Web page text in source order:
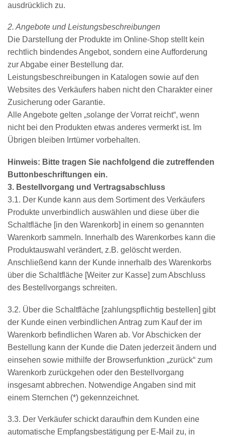
ausdrücklich zu.
2. Angebote und Leistungsbeschreibungen
Die Darstellung der Produkte im Online-Shop stellt kein
rechtlich bindendes Angebot, sondern eine Aufforderung
zur Abgabe einer Bestellung dar.
Leistungsbeschreibungen in Katalogen sowie auf den
Websites des Verkäufers haben nicht den Charakter einer
Zusicherung oder Garantie.
Alle Angebote gelten „solange der Vorrat reicht“, wenn
nicht bei den Produkten etwas anderes vermerkt ist. Im
Übrigen bleiben Irrtümer vorbehalten.
Hinweis: Bitte tragen Sie nachfolgend die zutreffenden
Buttonbeschriftungen ein.
3. Bestellvorgang und Vertragsabschluss
3.1. Der Kunde kann aus dem Sortiment des Verkäufers
Produkte unverbindlich auswählen und diese über die
Schaltfläche [in den Warenkorb] in einem so genannten
Warenkorb sammeln. Innerhalb des Warenkorbes kann die
Produktauswahl verändert, z.B. gelöscht werden.
Anschließend kann der Kunde innerhalb des Warenkorbs
über die Schaltfläche [Weiter zur Kasse] zum Abschluss
des Bestellvorgangs schreiten.
3.2. Über die Schaltfläche [zahlungspflichtig bestellen] gibt
der Kunde einen verbindlichen Antrag zum Kauf der im
Warenkorb befindlichen Waren ab. Vor Abschicken der
Bestellung kann der Kunde die Daten jederzeit ändern und
einsehen sowie mithilfe der Browserfunktion „zurück“ zum
Warenkorb zurückgehen oder den Bestellvorgang
insgesamt abbrechen. Notwendige Angaben sind mit
einem Sternchen (*) gekennzeichnet.
3.3. Der Verkäufer schickt daraufhin dem Kunden eine
automatische Empfangsbestätigung per E-Mail zu, in